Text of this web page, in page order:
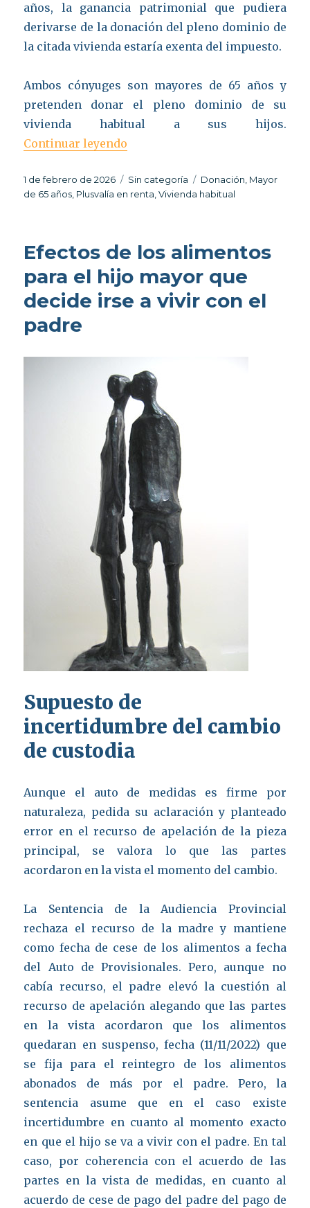
años, la ganancia patrimonial que pudiera
derivarse de la donación del pleno dominio de
la citada vivienda estaría exenta del impuesto.
Ambos cónyuges son mayores de 65 años y
pretenden donar el pleno dominio de su
vivienda habitual a sus hijos.
Continuar leyendo
Publicado
el
1 de febrero de 2026 Categorías
Sin categoría Etiquetas
Donación Mayor
de 65 años Plusvalía en renta ,Vivienda habitual
Efectos de los alimentos
para el hijo mayor que
decide irse a vivir con el
padre
Supuesto de
incertidumbre del cambio
de custodia
Aunque el auto de medidas es firme por
naturaleza, pedida su aclaración y planteado
error en el recurso de apelación de la pieza
principal, se valora lo que las partes
acordaron en la vista el momento del cambio.
La Sentencia de la Audiencia Provincial
rechaza el recurso de la madre y mantiene
como fecha de cese de los alimentos a fecha
del Auto de Provisionales. Pero, aunque no
cabía recurso, el padre elevó la cuestión al
recurso de apelación alegando que las partes
en la vista acordaron que los alimentos
quedaran en suspenso, fecha (11/11/2022) que
se fija para el reintegro de los alimentos
abonados de más por el padre. Pero, la
sentencia asume que en el caso existe
incertidumbre en cuanto al momento exacto
en que el hijo se va a vivir con el padre. En tal
caso, por coherencia con el acuerdo de las
partes en la vista de medidas, en cuanto al
acuerdo de cese de pago del padre del pago de